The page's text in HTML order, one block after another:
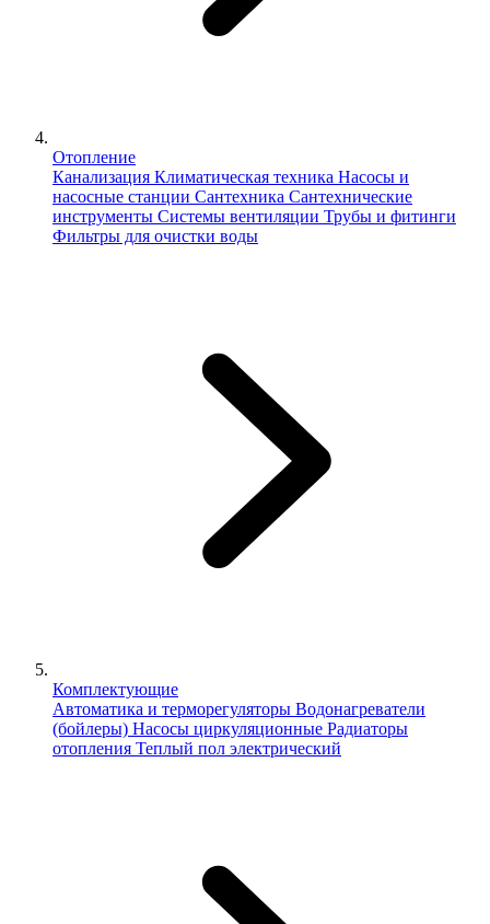
Отопление
Канализация Климатическая техника Насосы и
насосные станции Сантехника Сантехнические
инструменты Системы вентиляции Трубы и фитинги
Фильтры для очистки воды
Комплектующие
Автоматика и терморегуляторы Водонагреватели
(бойлеры) Насосы циркуляционные Радиаторы
отопления Теплый пол электрический